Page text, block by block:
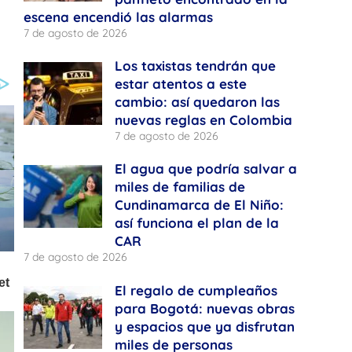
escena encendió las alarmas
7 de agosto de 2026
Los taxistas tendrán que
estar atentos a este
cambio: así quedaron las
nuevas reglas en Colombia
7 de agosto de 2026
El agua que podría salvar a
miles de familias de
Cundinamarca de El Niño:
así funciona el plan de la
CAR
7 de agosto de 2026
El regalo de cumpleaños
para Bogotá: nuevas obras
y espacios que ya disfrutan
miles de personas